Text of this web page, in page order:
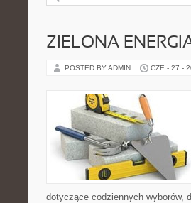
ZIELONA
POSTED BY ADMIN CZE - 27 -
dotyczące codziennych wyborów,